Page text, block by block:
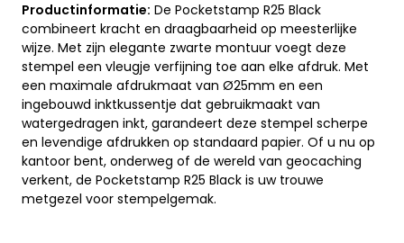
Productinformatie: De Pocketstamp R25 Black
combineert kracht en draagbaarheid op meesterlijke
wijze. Met zijn elegante zwarte montuur voegt deze
stempel een vleugje verfijning toe aan elke afdruk. Met
een maximale afdrukmaat van Ø25mm en een
ingebouwd inktkussentje dat gebruikmaakt van
watergedragen inkt, garandeert deze stempel scherpe
en levendige afdrukken op standaard papier. Of u nu op
kantoor bent, onderweg of de wereld van geocaching
verkent, de Pocketstamp R25 Black is uw trouwe
metgezel voor stempelgemak.